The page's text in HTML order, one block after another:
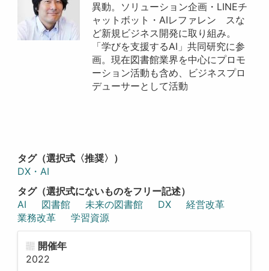
異動。ソリューション企画・LINEチ
ャットボット・AIレファレン スな
ど新規ビジネス開発に取り組み。
「学びを支援するAI」共同研究に参
画。現在図書館業界を中心にプロモ
ーション活動も含め、ビジネスプロ
デューサーとして活動
タグ（選択式〈推奨〉）
DX・AI
タグ（選択式にないものをフリー記述）
AI
図書館 未来の図書館 DX
経営改革
業務改革
学習資源
開催年
2022